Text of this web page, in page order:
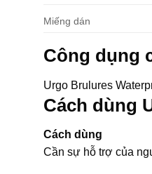
Miếng dán
Công dụng
Urgo Brulures
Cách dùng
Cách dùng
Cần sự hỗ trợ của